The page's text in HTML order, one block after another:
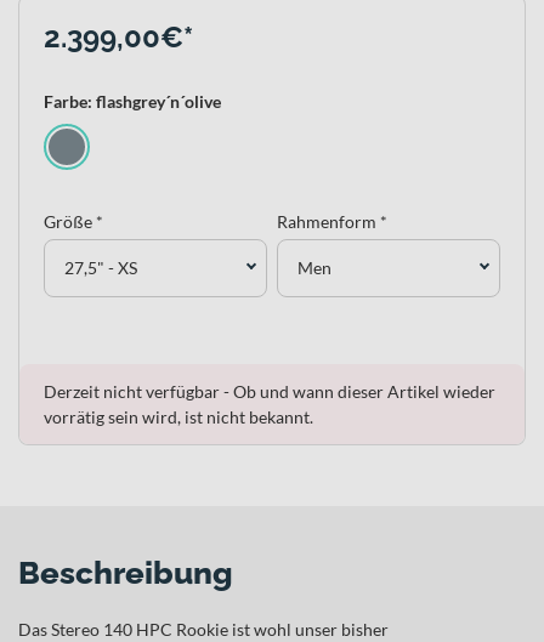
2.399,00€*
Farbe: flashgrey´n´olive
Größe *
27,5" - XS
Rahmenform *
Men
Derzeit nicht verfügbar - Ob und wann dieser Artikel wieder
vorrätig sein wird, ist nicht bekannt.
Beschreibung
Das Stereo 140 HPC Rookie ist wohl unser bisher